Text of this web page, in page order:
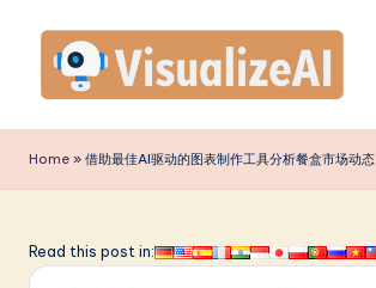
content
is
u
li
Home » 借助最佳AI驱动的图表制作工具分析餐盒市场动态
Read this post in: